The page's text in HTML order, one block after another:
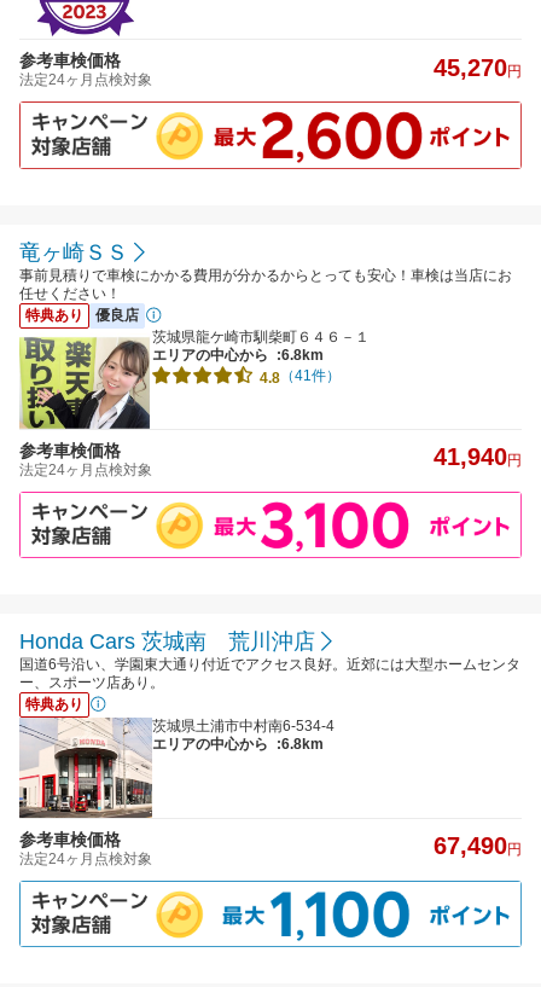
参考車検価格
法定24ヶ月点検対象 45,270円
竜ヶ崎ＳＳ
事前見積りで車検にかかる費用が分かるからとっても安心！車検は当店にお
任せください！
特典あり
優良店
茨城県龍ケ崎市馴柴町６４６－１
エリアの中心から
:6.8km
4.8 （41件）
参考車検価格
法定24ヶ月点検対象 41,940円
Honda Cars 茨城南 荒川沖店
国道6号沿い、学園東大通り付近でアクセス良好。近郊には大型ホームセンタ
ー、スポーツ店あり。
特典あり
茨城県土浦市中村南6-534-4
エリアの中心から
:6.8km
参考車検価格
法定24ヶ月点検対象 67,490円